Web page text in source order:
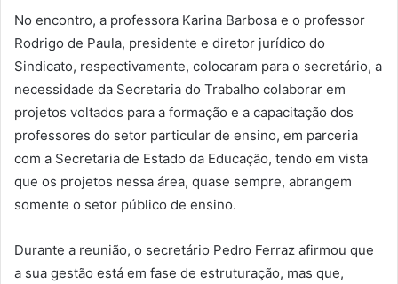
No encontro, a professora Karina Barbosa e o professor
Rodrigo de Paula, presidente e diretor jurídico do
Sindicato, respectivamente, colocaram para o secretário, a
necessidade da Secretaria do Trabalho colaborar em
projetos voltados para a formação e a capacitação dos
professores do setor particular de ensino, em parceria
com a Secretaria de Estado da Educação, tendo em vista
que os projetos nessa área, quase sempre, abrangem
somente o setor público de ensino.
Durante a reunião, o secretário Pedro Ferraz afirmou que
a sua gestão está em fase de estruturação, mas que,